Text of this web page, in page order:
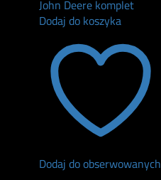
Dodaj do koszyka
Dodaj do obserwowanych